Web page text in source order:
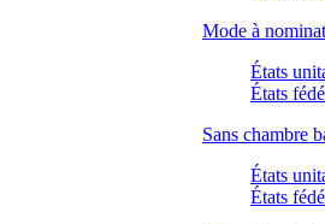
Mode à
États
États
Sans chambre
États
États